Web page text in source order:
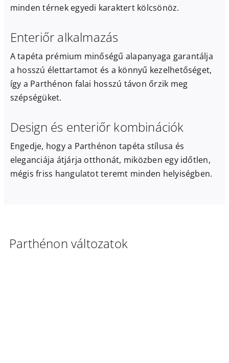
minden térnek egyedi karaktert kölcsönöz.
Enteriőr alkalmazás
A tapéta prémium minőségű alapanyaga garantálja
a hosszú élettartamot és a könnyű kezelhetőséget,
így a Parthénon falai hosszú távon őrzik meg
szépségüket.
Design és enteriőr kombinációk
Engedje, hogy a Parthénon tapéta stílusa és
eleganciája átjárja otthonát, miközben egy időtlen,
mégis friss hangulatot teremt minden helyiségben.
Parthénon változatok